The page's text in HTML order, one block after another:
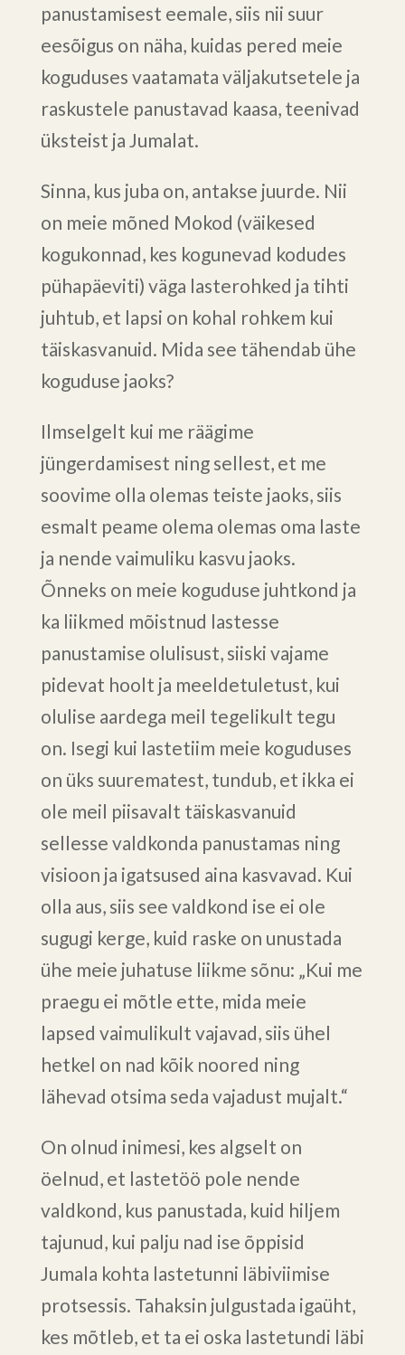
panustamisest eemale, siis nii suur
eesõigus on näha, kuidas pered meie
koguduses vaatamata väljakutsetele ja
raskustele panustavad kaasa, teenivad
üksteist ja Jumalat.
Sinna, kus juba on, antakse juurde. Nii
on meie mõned Mokod (väikesed
kogukonnad, kes kogunevad kodudes
pühapäeviti) väga lasterohked ja tihti
juhtub, et lapsi on kohal rohkem kui
täiskasvanuid. Mida see tähendab ühe
koguduse jaoks?
Ilmselgelt kui me räägime
jüngerdamisest ning sellest, et me
soovime olla olemas teiste jaoks, siis
esmalt peame olema olemas oma laste
ja nende vaimuliku kasvu jaoks.
Õnneks on meie koguduse juhtkond ja
ka liikmed mõistnud lastesse
panustamise olulisust, siiski vajame
pidevat hoolt ja meeldetuletust, kui
olulise aardega meil tegelikult tegu
on. Isegi kui lastetiim meie koguduses
on üks suurematest, tundub, et ikka ei
ole meil piisavalt täiskasvanuid
sellesse valdkonda panustamas ning
visioon ja igatsused aina kasvavad. Kui
olla aus, siis see valdkond ise ei ole
sugugi kerge, kuid raske on unustada
ühe meie juhatuse liikme sõnu: „Kui me
praegu ei mõtle ette, mida meie
lapsed vaimulikult vajavad, siis ühel
hetkel on nad kõik noored ning
lähevad otsima seda vajadust mujalt.“
On olnud inimesi, kes algselt on
öelnud, et lastetöö pole nende
valdkond, kus panustada, kuid hiljem
tajunud, kui palju nad ise õppisid
Jumala kohta lastetunni läbiviimise
protsessis. Tahaksin julgustada igaüht,
kes mõtleb, et ta ei oska lastetundi läbi